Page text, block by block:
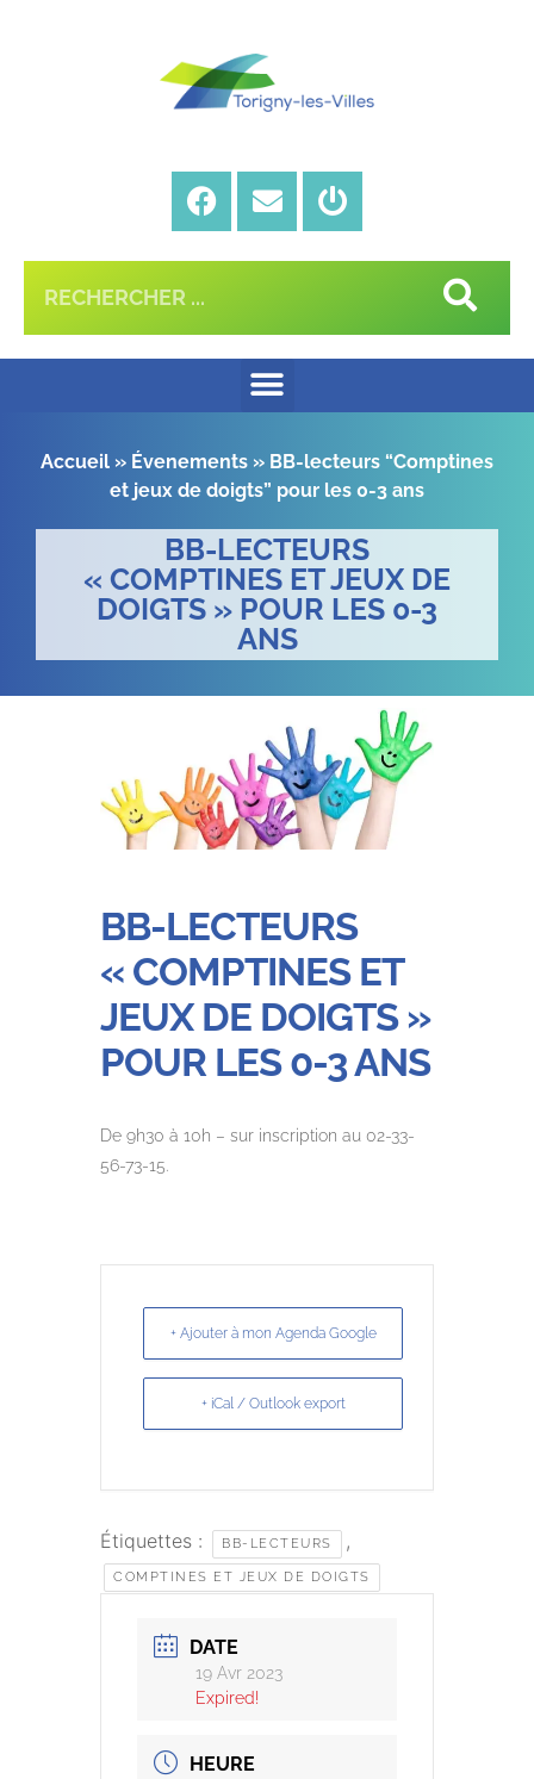
Accueil » Évenements » BB-lecteurs “Comptines
et jeux de doigts” pour les 0-3 ans
BB-LECTEURS
« COMPTINES ET JEUX DE
DOIGTS » POUR LES 0-3
ANS
BB-LECTEURS
« COMPTINES ET
JEUX DE DOIGTS »
POUR LES 0-3 ANS
De 9h30 à 10h – sur inscription au 02-33-
56-73-15.
+ Ajouter à mon Agenda Google
+ iCal / Outlook export
Étiquettes : BB-LECTEURS ,
COMPTINES ET JEUX DE DOIGTS
DATE
19 Avr 2023
Expired!
HEURE